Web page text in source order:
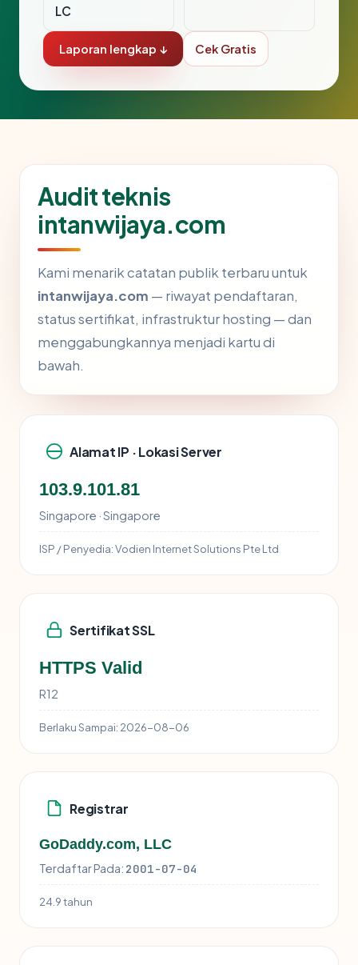
LC
Laporan lengkap ↓ Cek Gratis
Audit teknis
intanwijaya.com
Kami menarik catatan publik terbaru untuk
intanwijaya.com — riwayat pendaftaran,
status sertifikat, infrastruktur hosting — dan
menggabungkannya menjadi kartu di
bawah.
Alamat IP · Lokasi Server
103.9.101.81
Singapore · Singapore
ISP / Penyedia:Vodien Internet Solutions Pte Ltd
Sertifikat SSL
HTTPS Valid
R12
Berlaku Sampai: 2026-08-06
Registrar
GoDaddy.com, LLC
Terdaftar Pada: 2001-07-04
24.9 tahun